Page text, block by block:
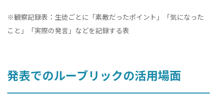
※観察記録表：生徒ごとに「素敵だったポイント」「気になった
こと」「実際の発言」などを記録する表
発表でのルーブリックの活用場面